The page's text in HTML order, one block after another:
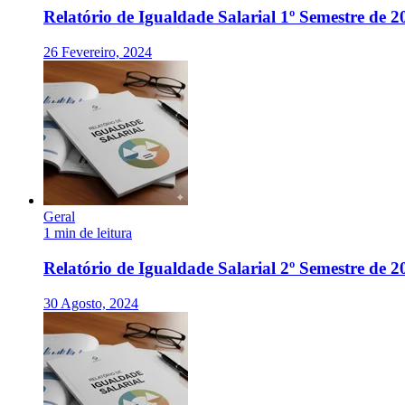
Relatório de Igualdade Salarial 1º Semestre de
26 Fevereiro, 2024
Geral
1 min de leitura
Relatório de Igualdade Salarial 2º Semestre de
30 Agosto, 2024